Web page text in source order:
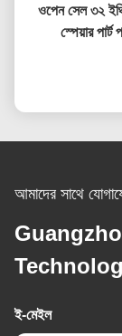
ওপেন সেল ৩২ ইঞ্চি
স্পেয়ার পার্ট
আমাদের সাথে
ই-মেইল